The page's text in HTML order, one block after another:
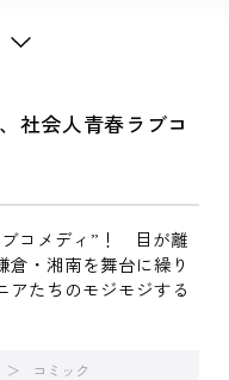
ゃん
社会人青春ラブコ
ブコメディ”！ 目が離
・湘南を舞台に繰り
アたちのモジモジする
コミック